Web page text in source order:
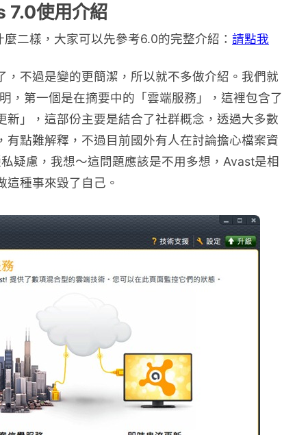
使用介紹
二樣，大家可以先參考6.0的完整介紹： 請點我
，不過是變的更簡潔，所以就不多做介紹。我們就
，第一個是在摘要中的「雲端服務」，這裡包含了
新」，這部份主要是結合了社群概念，透過大多數
有點難解釋，不過目前國外有人在討論擔心檔案資
疑慮，我想～這問題應該是不用多想，Avast是相
這種事來毀了自己。